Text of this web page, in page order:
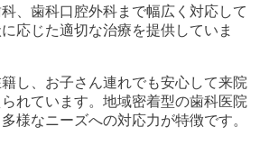
、歯科口腔外科まで幅広く対応して
応じた適切な治療を提供していま
し、お子さん連れでも安心して来院
れています。地域密着型の歯科医院
様なニーズへの対応力が特徴です。